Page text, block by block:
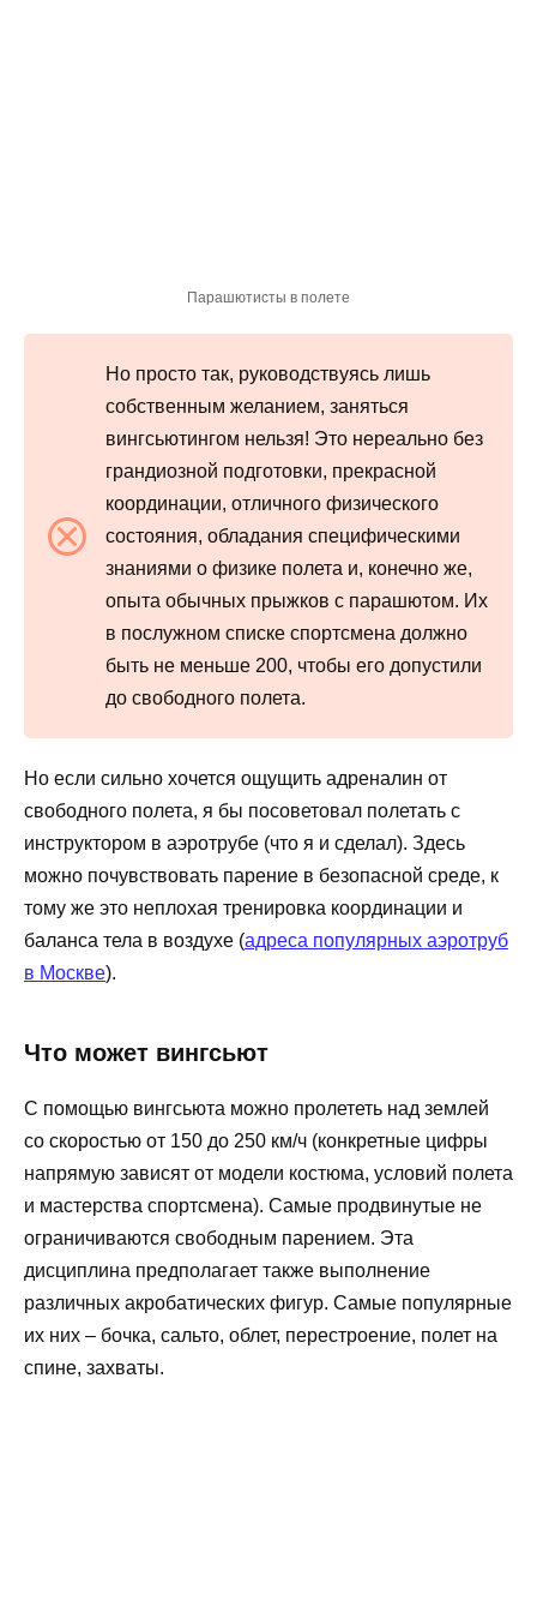
Парашютисты в полете
Но просто так, руководствуясь лишь
собственным желанием, заняться
вингсьютингом нельзя! Это нереально без
грандиозной подготовки, прекрасной
координации, отличного физического
состояния, обладания специфическими
знаниями о физике полета и, конечно же,
опыта обычных прыжков с парашютом. Их
в послужном списке спортсмена должно
быть не меньше 200, чтобы его допустили
до свободного полета.
Но если сильно хочется ощущить адреналин от
свободного полета, я бы посоветовал полетать с
инструктором в аэротрубе (что я и сделал). Здесь
можно почувствовать парение в безопасной среде, к
тому же это неплохая тренировка координации и
баланса тела в воздухе (адреса популярных аэротруб
в Москве).
Что может вингсьют
С помощью вингсьюта можно пролететь над землей
со скоростью от 150 до 250 км/ч (конкретные цифры
напрямую зависят от модели костюма, условий полета
и мастерства спортсмена). Самые продвинутые не
ограничиваются свободным парением. Эта
дисциплина предполагает также выполнение
различных акробатических фигур. Самые популярные
их них – бочка, сальто, облет, перестроение, полет на
спине, захваты.